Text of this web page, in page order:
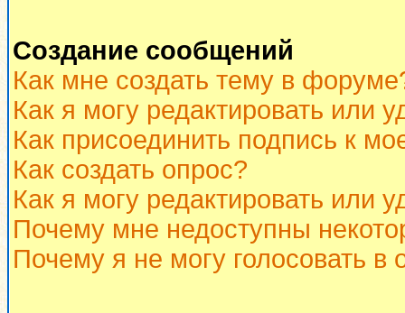
Создание сообщений
Как мне создать тему в
Как я могу редактировать или
Как присоединить подпись к
Как создать опрос?
Как я могу редактировать или
Почему мне недоступны
Почему я не могу голосовать в